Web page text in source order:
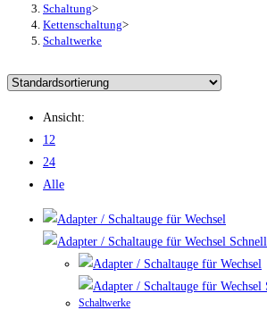
Schaltung>
Kettenschaltung>
Schaltwerke
Ansicht:
12
24
Alle
Schaltwerke